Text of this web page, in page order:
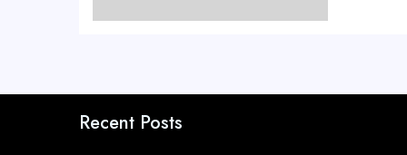
Recent Posts